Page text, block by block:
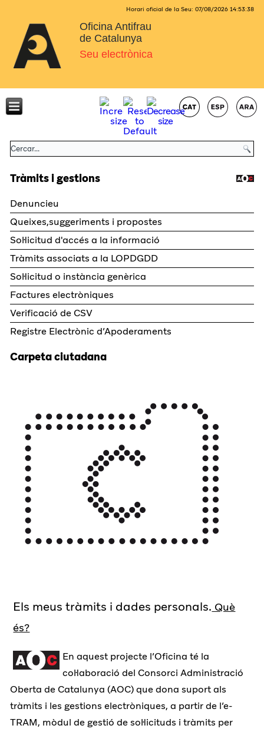
Horari oficial de la Seu: 07/08/2026 14:53:39
Oficina Antifrau
de Catalunya
Seu electrònica
Tràmits i gestions
Denuncieu
Queixes,suggeriments i propostes
Sol·licitud d'accés a la informació
Tràmits associats a la LOPDGDD
Sol·licitud o instància genèrica
Factures electròniques
Verificació de CSV
Registre Electrònic d’Apoderaments
Carpeta ciutadana
Els meus tràmits i dades personals. Què
és?
En aquest projecte l’Oficina té la
col·laboració del Consorci Administració
Oberta de Catalunya (AOC) que dona suport als
tràmits i les gestions electròniques, a partir de l’e-
TRAM, mòdul de gestió de sol·licituds i tràmits per